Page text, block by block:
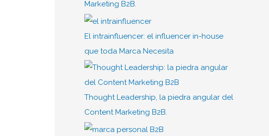
Marketing B2B.
El intrainfluencer: el influencer in-house
que toda Marca Necesita
Thought Leadership, la piedra angular del
Content Marketing B2B.